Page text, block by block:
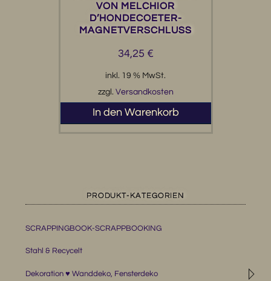
VON MELCHIOR
D’HONDECOETER-
MAGNETVERSCHLUSS
34,25 €
inkl. 19 % MwSt.
zzgl. Versandkosten
In den Warenkorb
PRODUKT-KATEGORIEN
SCRAPPINGBOOK-SCRAPPBOOKING
Stahl & Recycelt
◹
Dekoration ♥ Wanddeko, Fensterdeko